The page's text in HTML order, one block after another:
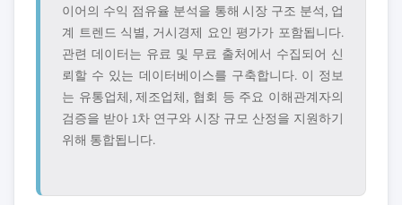
이어의 수익 점유율 분석을 통해 시장 구조 분석, 업
계 트렌드 식별, 거시경제 요인 평가가 포함됩니다.
관련 데이터는 유료 및 무료 출처에서 수집되어 신
뢰할 수 있는 데이터베이스를 구축합니다. 이 정보
는 유통업체, 제조업체, 협회 등 주요 이해관계자의
검증을 받아 1차 연구와 시장 규모 산정을 지원하기
위해 통합됩니다.